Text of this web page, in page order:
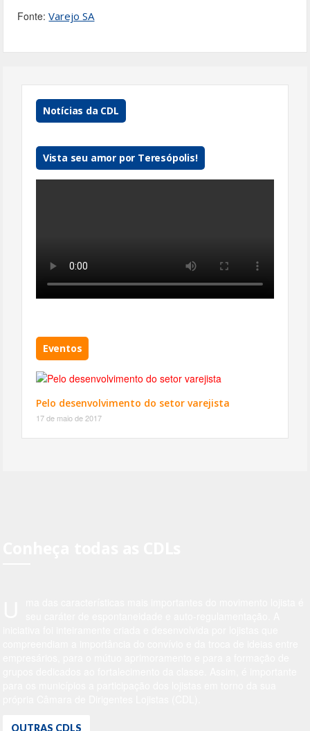
Fonte:Varejo SA
Notícias da CDL
Vista seu amor por Teresópolis!
Eventos
Pelo desenvolvimento do setor varejista
17 de maio de 2017
OUTRAS CDLS